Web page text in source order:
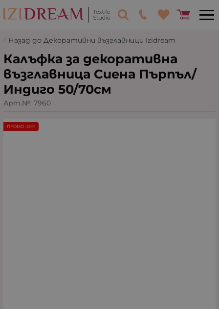
Назад до Декоративни възглавници Izidream
Калъфка за декоративна
възглавница Сиена Пърпъл/
Индиго 50/70см
Арт.№: 7960
ПРОМО -20%